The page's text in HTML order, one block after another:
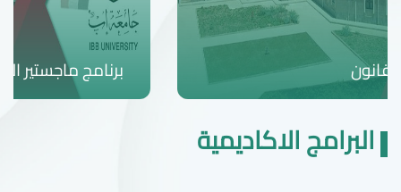
برنامج ماجستير القانون العام
البرامج الاكاديمية